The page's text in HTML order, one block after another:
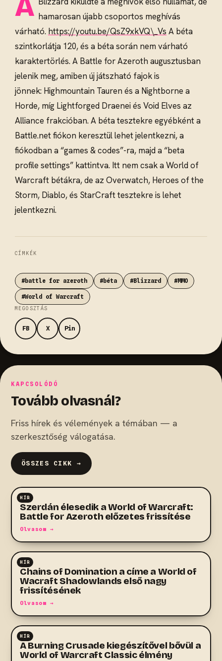
hamarosan újabb csoportos meghívás
várható. https://youtu.be/QsZ9xkVQ\_Vs A béta
szintkorlátja 120, és a béta során nem várható
karaktertörlés. A Battle for Azeroth augusztusban
jelenik meg, amiben új játszható fajok is
jönnek: Highmountain Tauren és a Nightborne a
Horde, míg Lightforged Draenei és Void Elves az
Alliance frakcióban. A béta tesztekre egyébként a
Battle.net fiókon keresztül lehet jelentkezni, a
fiókodban a “games & codes”-ra, majd a “beta
profile settings” kattintva. Itt nem csak a World of
Warcraft bétákra, de az Overwatch, Heroes of the
Storm, Diablo, és StarCraft tesztekre is lehet
jelentkezni.
CÍMKÉK
#battle for azeroth #béta #Blizzard #MMO
#World of Warcraft
MEGOSZTÁS
FB X Pin
KAPCSOLÓDÓ
Tovább olvasnál?
Friss hírek és vélemények a témában — a
szerkesztőség válogatása.
ÖSSZES CIKK →
HÍR
MMO
Szerdán élesedik a World of Warcraft:
Battle for Azeroth előzetes frissítése
Olvasom →
HÍR
MMO
Chains of Domination a címe a World of
Wacraft Shadowlands első nagy
frissítésének
Olvasom →
HÍR
MMO
A Burning Crusade kiegészítővel bővül a
World of Warcraft Classic élmény